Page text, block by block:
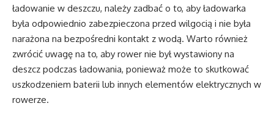
ładowanie w deszczu, należy zadbać o to, aby ładowarka
była odpowiednio zabezpieczona przed wilgocią i nie była
narażona na bezpośredni kontakt z wodą. Warto również
zwrócić uwagę na to, aby rower nie był wystawiony na
deszcz podczas ładowania, ponieważ może to skutkować
uszkodzeniem baterii lub innych elementów elektrycznych w
rowerze.